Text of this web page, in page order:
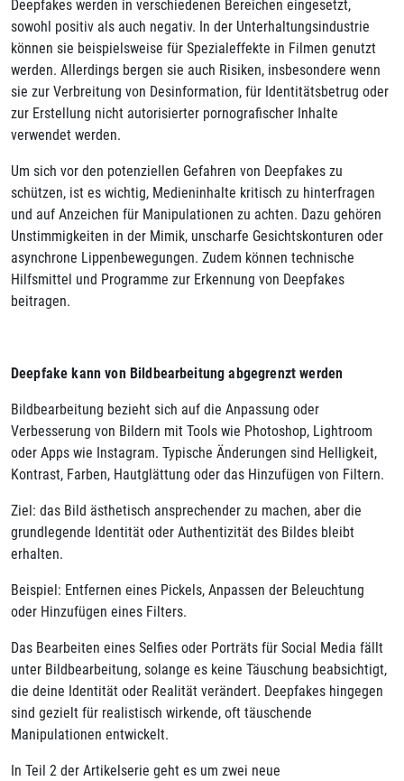
Deepfakes werden in verschiedenen Bereichen eingesetzt,
sowohl positiv als auch negativ. In der Unterhaltungsindustrie
können sie beispielsweise für Spezialeffekte in Filmen genutzt
werden. Allerdings bergen sie auch Risiken, insbesondere wenn
sie zur Verbreitung von Desinformation, für Identitätsbetrug oder
zur Erstellung nicht autorisierter pornografischer Inhalte
verwendet werden.
Um sich vor den potenziellen Gefahren von Deepfakes zu
schützen, ist es wichtig, Medieninhalte kritisch zu hinterfragen
und auf Anzeichen für Manipulationen zu achten. Dazu gehören
Unstimmigkeiten in der Mimik, unscharfe Gesichtskonturen oder
asynchrone Lippenbewegungen. Zudem können technische
Hilfsmittel und Programme zur Erkennung von Deepfakes
beitragen.
Deepfake kann von Bildbearbeitung abgegrenzt werden
Bildbearbeitung bezieht sich auf die Anpassung oder
Verbesserung von Bildern mit Tools wie Photoshop, Lightroom
oder Apps wie Instagram. Typische Änderungen sind Helligkeit,
Kontrast, Farben, Hautglättung oder das Hinzufügen von Filtern.
Ziel: das Bild ästhetisch ansprechender zu machen, aber die
grundlegende Identität oder Authentizität des Bildes bleibt
erhalten.
Beispiel: Entfernen eines Pickels, Anpassen der Beleuchtung
oder Hinzufügen eines Filters.
Das Bearbeiten eines Selfies oder Porträts für Social Media fällt
unter Bildbearbeitung, solange es keine Täuschung beabsichtigt,
die deine Identität oder Realität verändert. Deepfakes hingegen
sind gezielt für realistisch wirkende, oft täuschende
Manipulationen entwickelt.
In Teil 2 der Artikelserie geht es um zwei neue